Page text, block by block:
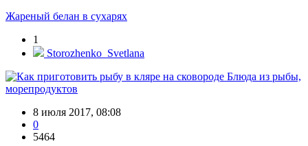
Жареный белан в сухарях
1
Storozhenko_Svetlana
Блюда из рыбы,
морепродуктов
8 июля 2017, 08:08
0
5464